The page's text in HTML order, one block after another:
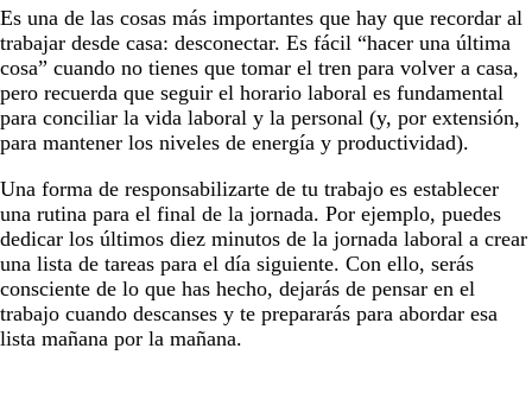
Es una de las cosas más importantes que hay que recordar al
trabajar desde casa: desconectar. Es fácil “hacer una última
cosa” cuando no tienes que tomar el tren para volver a casa,
pero recuerda que seguir el horario laboral es fundamental
para conciliar la vida laboral y la personal (y, por extensión,
para mantener los niveles de energía y productividad).
Una forma de responsabilizarte de tu trabajo es establecer
una rutina para el final de la jornada. Por ejemplo, puedes
dedicar los últimos diez minutos de la jornada laboral a crear
una lista de tareas para el día siguiente. Con ello, serás
consciente de lo que has hecho, dejarás de pensar en el
trabajo cuando descanses y te prepararás para abordar esa
lista mañana por la mañana.